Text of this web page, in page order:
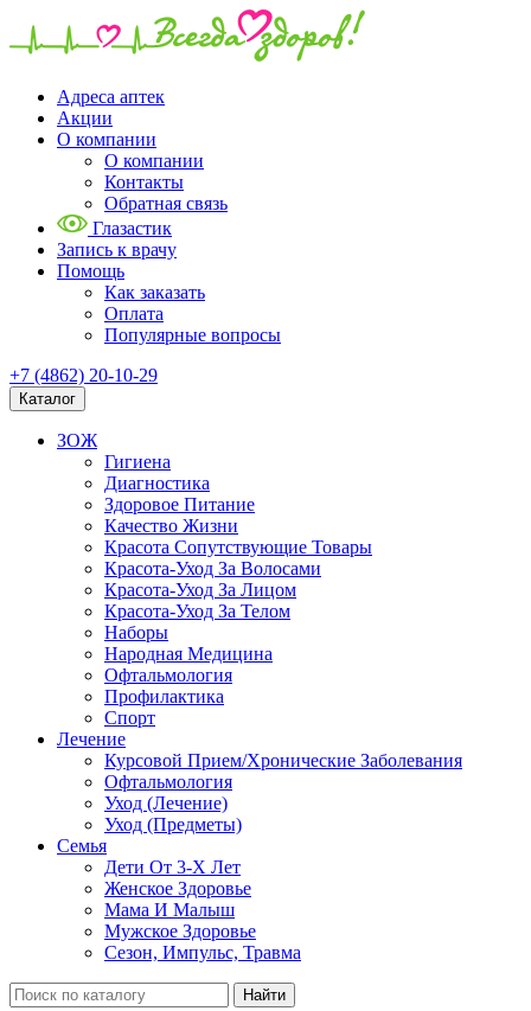
Адреса аптек
Акции
О компании
О компании
Контакты
Обратная связь
Глазастик
Запись к врачу
Помощь
Как заказать
Оплата
Популярные вопросы
+7 (4862) 20-10-29
Каталог
ЗОЖ
Гигиена
Диагностика
Здоровое Питание
Качество Жизни
Красота Сопутствующие Товары
Красота-Уход За Волосами
Красота-Уход За Лицом
Красота-Уход За Телом
Наборы
Народная Медицина
Офтальмология
Профилактика
Спорт
Лечение
Курсовой Прием/Хронические Заболевания
Офтальмология
Уход (Лечение)
Уход (Предметы)
Семья
Дети От 3-Х Лет
Женское Здоровье
Мама И Малыш
Мужское Здоровье
Сезон, Импульс, Травма
Найти